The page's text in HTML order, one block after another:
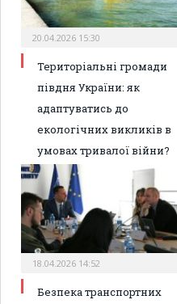
20.04.2026 15:30
Територіальні громади
півдня України: як
адаптуватись до
екологічних викликів в
умовах тривалої війни?
18.04.2026 14:52
Безпека транспортних